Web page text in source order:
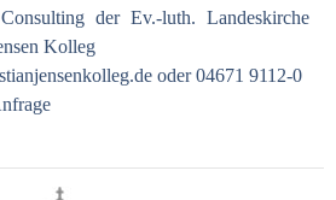
der Ev.-luth. Landeskirche
Kolleg
oder 04671 9112-0